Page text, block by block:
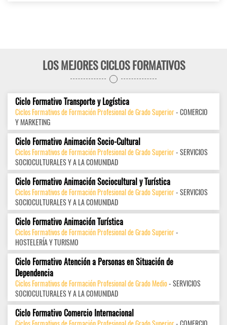
LOS MEJORES CICLOS FORMATIVOS
Ciclo Formativo Transporte y Logística
Ciclos Formativos de Formación Profesional de Grado Superior- COMERCIO
Y MARKETING
Ciclo Formativo Animación Socio-Cultural
Ciclos Formativos de Formación Profesional de Grado Superior- SERVICIOS
SOCIOCULTURALES Y A LA COMUNIDAD
Ciclo Formativo Animación Sociocultural y Turística
Ciclos Formativos de Formación Profesional de Grado Superior- SERVICIOS
SOCIOCULTURALES Y A LA COMUNIDAD
Ciclo Formativo Animación Turística
Ciclos Formativos de Formación Profesional de Grado Superior-
HOSTELERÍA Y TURISMO
Ciclo Formativo Atención a Personas en Situación de
Dependencia
Ciclos Formativos de Formación Profesional de Grado Medio- SERVICIOS
SOCIOCULTURALES Y A LA COMUNIDAD
Ciclo Formativo Comercio Internacional